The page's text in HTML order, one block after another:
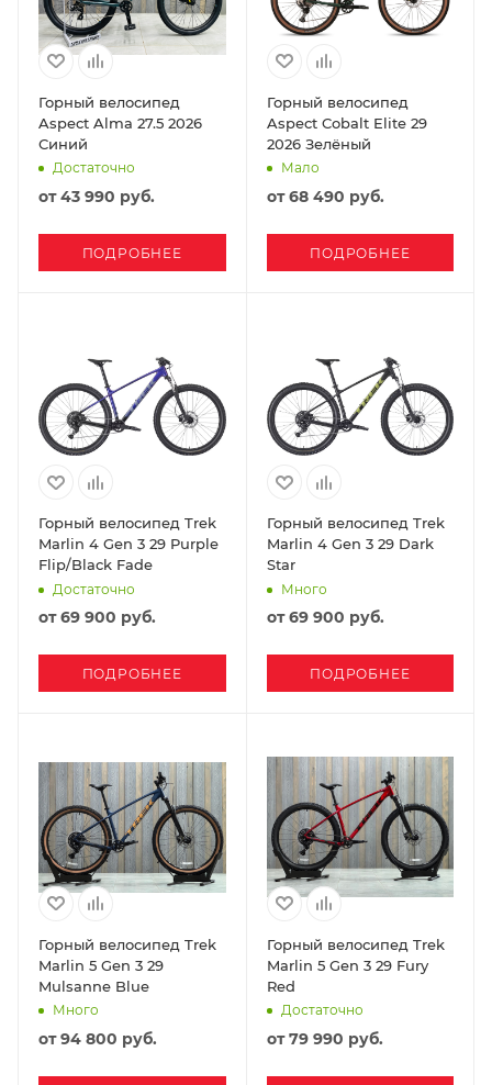
Горный велосипед
Aspect Alma 27.5 2026
Синий
Достаточно
от43 990 руб.
ПОДРОБНЕЕ
Горный велосипед
Aspect Cobalt Elite 29
2026 Зелёный
Мало
от68 490 руб.
ПОДРОБНЕЕ
Горный велосипед Trek
Marlin 4 Gen 3 29 Purple
Flip/Black Fade
Достаточно
от69 900 руб.
ПОДРОБНЕЕ
Горный велосипед Trek
Marlin 4 Gen 3 29 Dark
Star
Много
от69 900 руб.
ПОДРОБНЕЕ
Горный велосипед Trek
Marlin 5 Gen 3 29
Mulsanne Blue
Много
от94 800 руб.
Горный велосипед Trek
Marlin 5 Gen 3 29 Fury
Red
Достаточно
от79 990 руб.